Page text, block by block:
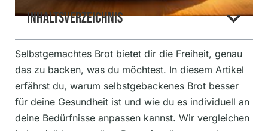
Inhaltsverzeichnis
Selbstgemachtes Brot bietet dir die Freiheit, genau
das zu backen, was du möchtest. In diesem Artikel
erfährst du, warum selbstgebackenes Brot besser
für deine Gesundheit ist und wie du es individuell an
deine Bedürfnisse anpassen kannst. Wir vergleichen